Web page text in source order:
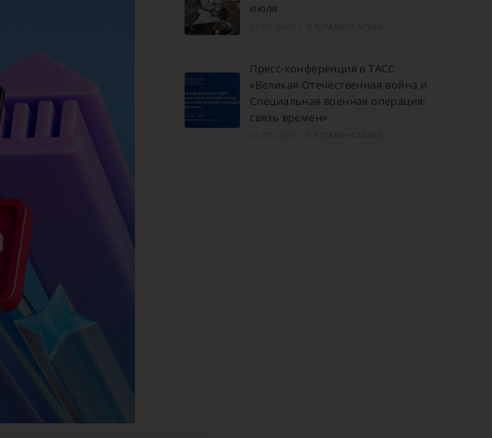
июля
Пресс-конференция в ТАСС
«Великая Отечественная война и
Специальная военная операция:
связь времен»